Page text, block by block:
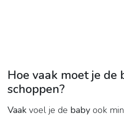
Hoe vaak moet je de
schoppen?
Vaak voel je de baby ook